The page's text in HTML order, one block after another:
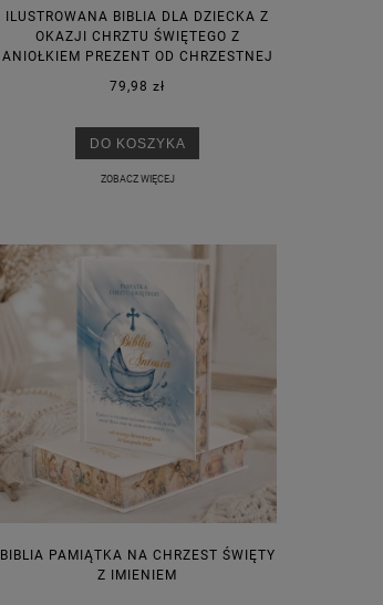
ILUSTROWANA BIBLIA DLA DZIECKA Z
OKAZJI CHRZTU ŚWIĘTEGO Z
ANIOŁKIEM PREZENT OD CHRZESTNEJ
79,98 zł
DO KOSZYKA
ZOBACZ WIĘCEJ
BIBLIA PAMIĄTKA NA CHRZEST ŚWIĘTY
Z IMIENIEM